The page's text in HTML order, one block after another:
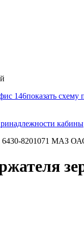
146показать схему
кабины
6430-8201071 МАЗ